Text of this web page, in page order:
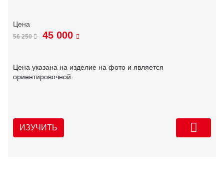
56 250 45 000
Цена указана на изделие на фото и является
ориентировочной.
ИЗУЧИТЬ